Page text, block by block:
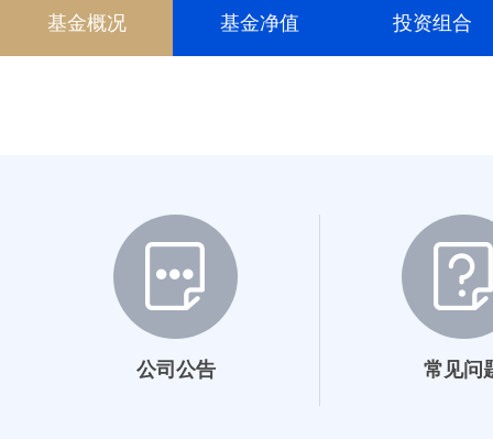
026703
基金概况 基金净值 投资组合
公司公告 常见问